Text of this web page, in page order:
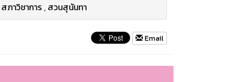
สภาวิชาการ,สวนสุนันทา
Email